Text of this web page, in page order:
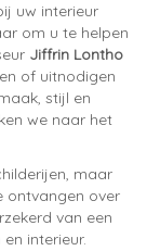
uw interieur
om u te helpen
Jiffrin Lontho
of uitnodigen
stijl en
we naar het
maar
ontvangen over
van een
interieur.